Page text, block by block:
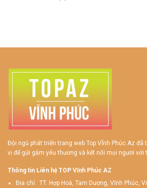
Đội ngũ phát triển trang web Top VĨnh Phúc Az đã
vị để gửi gắm yêu thương và kết nối mọi người với
Thông tin Liên hệ TOP Vĩnh Phúc AZ
Địa chỉ : TT. Hợp Hoà, Tam Dương, Vĩnh Phúc,